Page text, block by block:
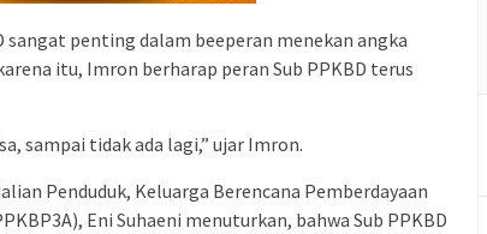
sangat penting dalam beeperan menekan angka
itu, Imron berharap peran Sub PPKBD terus
sampai tidak ada lagi,” ujar Imron.
Penduduk, Keluarga Berencana Pemberdayaan
Eni Suhaeni menuturkan, bahwa Sub PPKBD